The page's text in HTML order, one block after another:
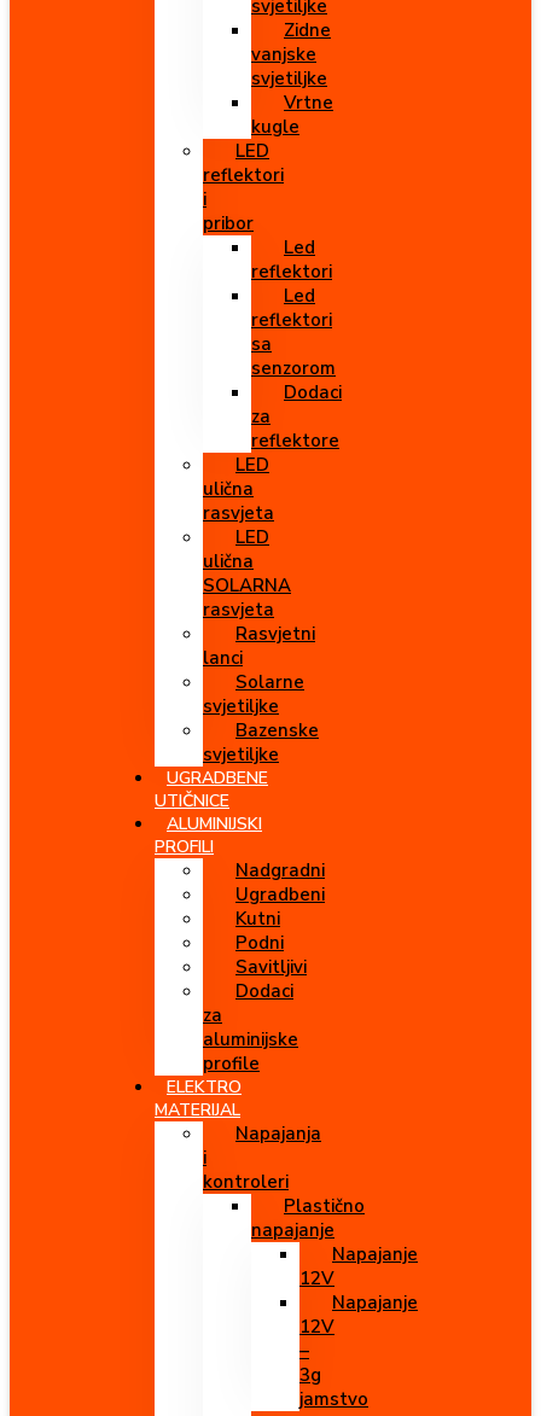
svjetiljke
Zidne
vanjske
svjetiljke
Vrtne
kugle
LED
reflektori
i
pribor
Led
reflektori
Led
reflektori
sa
senzorom
Dodaci
za
reflektore
LED
ulična
rasvjeta
LED
ulična
SOLARNA
rasvjeta
Rasvjetni
lanci
Solarne
svjetiljke
Bazenske
svjetiljke
UGRADBENE
UTIČNICE
ALUMINIJSKI
PROFILI
Nadgradni
Ugradbeni
Kutni
Podni
Savitljivi
Dodaci
za
aluminijske
profile
ELEKTRO
MATERIJAL
Napajanja
i
kontroleri
Plastično
napajanje
Napajanje
12V
Napajanje
12V
–
3g
jamstvo